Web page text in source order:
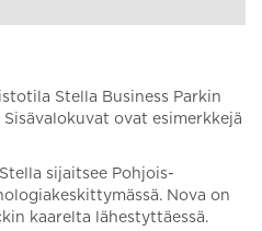
Stella Business Parkin
ovat esimerkkejä
sijaitsee Pohjois-
Nova on
kaarelta lähestyttäessä.